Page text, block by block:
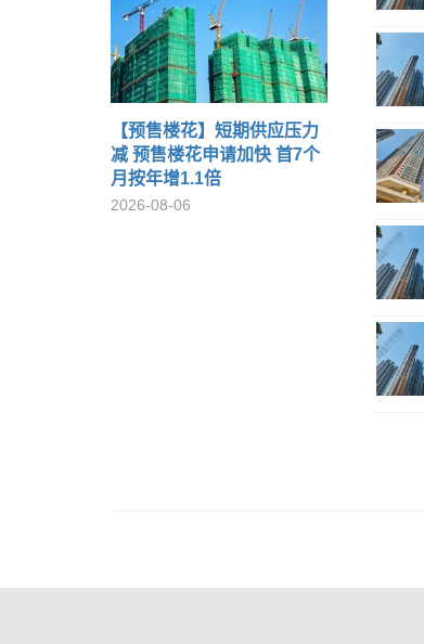
【预售楼花】短期供应压力
减 预售楼花申请加快 首7个
月按年增1.1倍
2026-08-06